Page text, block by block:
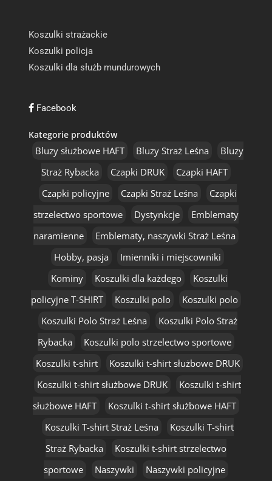
Koszulki strażackie
Koszulki policja
Koszulki dla służb mundurowych
Facebook
Kategorie produktów
Bluzy służbowe HAFT Bluzy Straż Leśna
Bluzy
Straż Rybacka
Czapki DRUK
Czapki HAFT
Czapki policyjne
Czapki Straż Leśna
Czapki
strzelectwo sportowe
Dystynkcje
Emblematy
naramienne
Emblematy, naszywki Straż Leśna
Hobby, pasja
Imienniki i miejscowniki
Kominy
Koszulki dla każdego
Koszulki
policyjne T-SHIRT
Koszulki polo
Koszulki polo
Koszulki Polo Straż Leśna
Koszulki Polo Straż
Rybacka
Koszulki polo strzelectwo sportowe
Koszulki t-shirt
Koszulki t-shirt służbowe DRUK
Koszulki t-shirt służbowe DRUK
Koszulki t-shirt
służbowe HAFT
Koszulki t-shirt służbowe HAFT
Koszulki T-shirt Straż Leśna
Koszulki T-shirt
Straż Rybacka
Koszulki t-shirt strzelectwo
sportowe
Naszywki Naszywki policyjne